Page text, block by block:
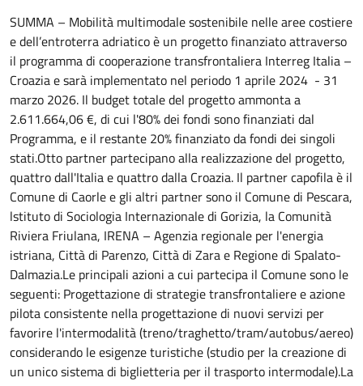
SUMMA – Mobilità multimodale sostenibile nelle aree costiere
e dell’entroterra adriatico è un progetto finanziato attraverso
il programma di cooperazione transfrontaliera Interreg Italia –
Croazia e sarà implementato nel periodo 1 aprile 2024 - 31
marzo 2026. Il budget totale del progetto ammonta a
2.611.664,06 €, di cui l'80% dei fondi sono finanziati dal
Programma, e il restante 20% finanziato da fondi dei singoli
stati.Otto partner partecipano alla realizzazione del progetto,
quattro dall'Italia e quattro dalla Croazia. Il partner capofila è il
Comune di Caorle e gli altri partner sono il Comune di Pescara,
lstituto di Sociologia Internazionale di Gorizia, la Comunità
Riviera Friulana, IRENA – Agenzia regionale per l'energia
istriana, Città di Parenzo, Città di Zara e Regione di Spalato-
Dalmazia.Le principali azioni a cui partecipa il Comune sono le
seguenti: Progettazione di strategie transfrontaliere e azione
pilota consistente nella progettazione di nuovi servizi per
favorire l'intermodalità (treno/traghetto/tram/autobus/aereo)
considerando le esigenze turistiche (studio per la creazione di
un unico sistema di biglietteria per il trasporto intermodale).La